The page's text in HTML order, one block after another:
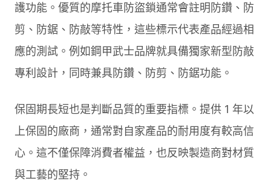
護功能。優質的摩托車防盜鎖通常會註明防鑽、防
剪、防鋸、防敲等特性，這些標示代表產品經過相
應的測試。例如鋼甲武士品牌就具備獨家新型防敲
專利設計，同時兼具防鑽、防剪、防鋸功能。
保固期長短也是判斷品質的重要指標。提供 1 年以
上保固的廠商，通常對自家產品的耐用度有較高信
心。這不僅保障消費者權益，也反映製造商對材質
與工藝的堅持。